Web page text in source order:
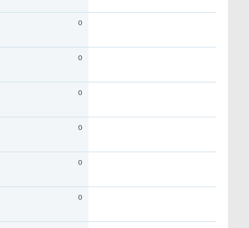
0
0
0
0
0
0